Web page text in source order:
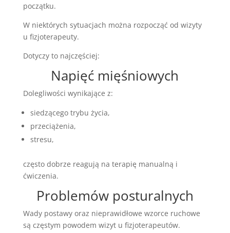
początku.
W niektórych sytuacjach można rozpocząć od wizyty
u fizjoterapeuty.
Dotyczy to najczęściej:
Napięć mięśniowych
Dolegliwości wynikające z:
siedzącego trybu życia,
przeciążenia,
stresu,
często dobrze reagują na terapię manualną i
ćwiczenia.
Problemów posturalnych
Wady postawy oraz nieprawidłowe wzorce ruchowe
są częstym powodem wizyt u fizjoterapeutów.